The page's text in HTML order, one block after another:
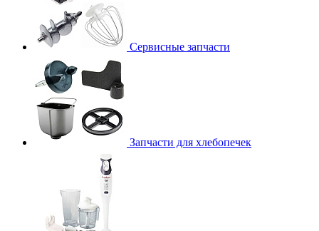
Сервисные запчасти
Запчасти для хлебопечек